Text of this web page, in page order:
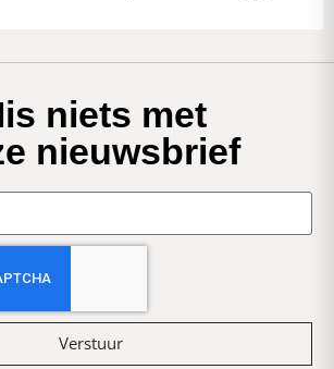
niets met
nieuwsbrief
Verstuur